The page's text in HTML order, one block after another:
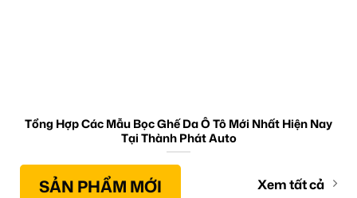
Tổng Hợp Các Mẫu Bọc Ghế Da Ô Tô Mới Nhất Hiện Nay
Tại Thành Phát Auto
SẢN PHẨM MỚI Xem tất cả